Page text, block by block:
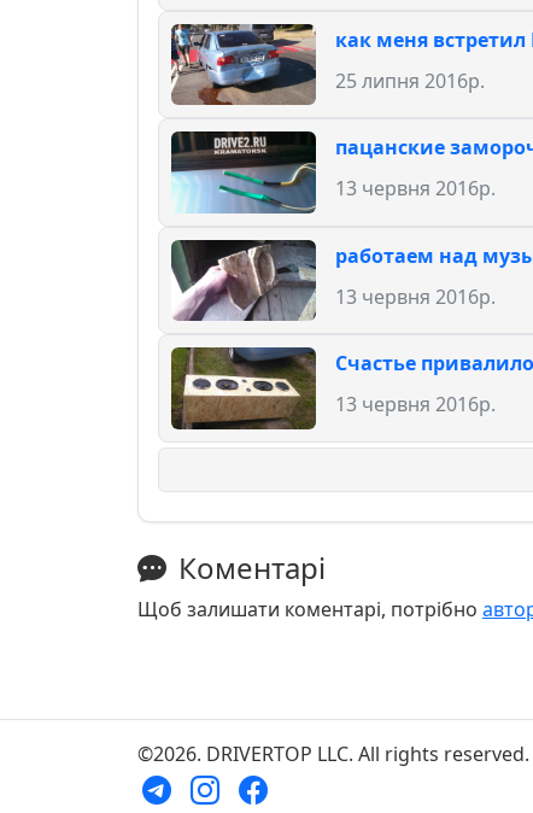
как меня
25 липня 2016р.
пацанские
13 червня 2016р.
работаем над
13 червня 2016р.
Счастье
13 червня 2016р.
Коментарі
Щоб залишати коментарі, потрібно
©2026. DRIVERTOP LLC. All rights reserved.